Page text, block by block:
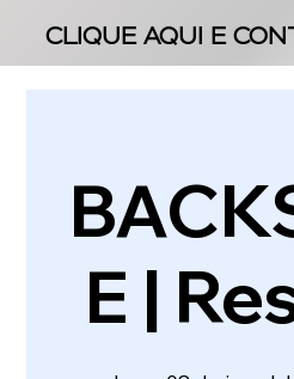
CLIQUE AQUI E
CLIQUE AQUI E
E |